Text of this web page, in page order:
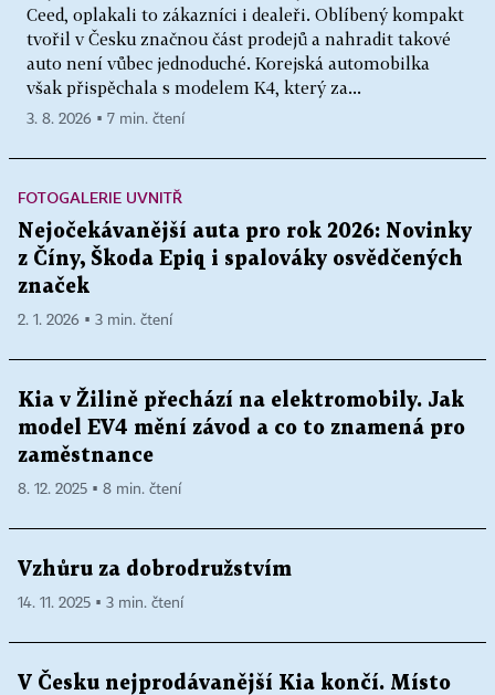
Ceed, oplakali to zákazníci i dealeři. Oblíbený kompakt
tvořil v Česku značnou část prodejů a nahradit takové
auto není vůbec jednoduché. Korejská automobilka
však přispěchala s modelem K4, který za...
3. 8. 2026 ▪ 7 min. čtení
FOTOGALERIE UVNITŘ
Nejočekávanější auta pro rok 2026: Novinky
z Číny, Škoda Epiq i spalováky osvědčených
značek
2. 1. 2026 ▪ 3 min. čtení
Kia v Žilině přechází na elektromobily. Jak
model EV4 mění závod a co to znamená pro
zaměstnance
8. 12. 2025 ▪ 8 min. čtení
Vzhůru za dobrodružstvím
14. 11. 2025 ▪ 3 min. čtení
V Česku nejprodávanější Kia končí. Místo